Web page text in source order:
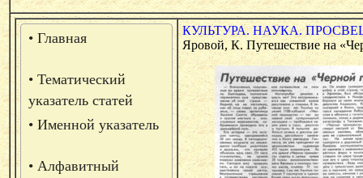
• Главная
• Тематический
указатель статей
• Именной указатель
• Алфавитный
КУЛЬТУРА. НАУКА.
Яровой, К. Путешествие на